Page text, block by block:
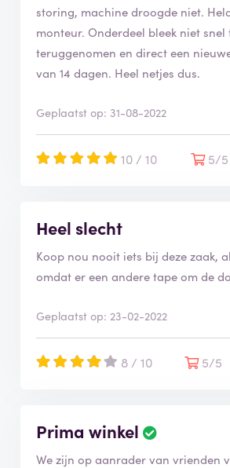
storing, machine droogde niet.
monteur. Onderdeel bleek niet
teruggenomen en direct een
van 14 dagen. Heel netjes dus.
Geplaatst op: 31-08-2022
10 / 10 5/5
Heel slecht
Koop nou nooit iets bij deze zaak,
omdat er een andere tape om de
Geplaatst op: 23-02-2022
8 / 10 5/5
Prima winkel
We zijn op aanrader van vrienden